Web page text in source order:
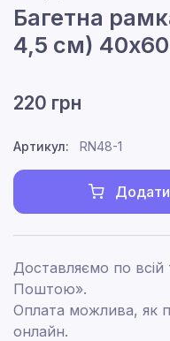
Багетна
4,5 см) 40х60
220 грн
Артикул: RN48-1
Доставляємо по всій
Поштою».
Оплата можлива, як
онлайн.